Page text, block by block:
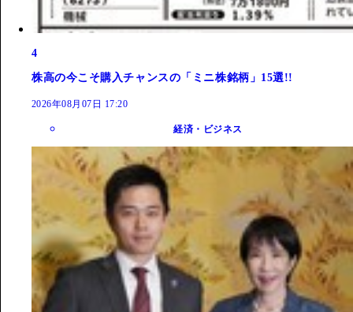
4
株高の今こそ購入チャンスの「ミニ株銘柄」15選!!
2026年08月07日 17:20
経済・ビジネス